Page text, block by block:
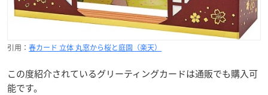
引用： 春カード 立体 丸窓から桜と庭園（楽天）
この度紹介されているグリーティングカードは通販でも購入可
能です。